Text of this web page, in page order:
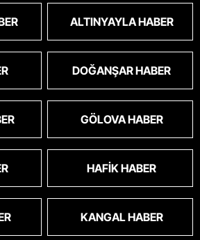
ALTINYAYLA HABER
DOĞANŞAR HABER
GÖLOVA HABER
HAFIK HABER
KANGAL HABER